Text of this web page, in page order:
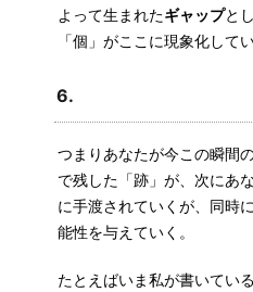
よって生まれたギャップと
「個」がここに現象化して
6.
つまりあなたが今この瞬間
で残した「跡」が、次にあ
に手渡されていくが、同時
能性を与えていく。
たとえばいま私が書いてい